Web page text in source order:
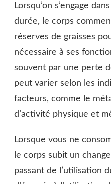
Lorsqu’on s’engage
durée, le corps
réserves de graisses
nécessaire à ses
souvent par une perte
peut varier selon les
facteurs, comme le
d’activité physique et
Lorsque vous ne
le corps subit un
passant de l’utilisation